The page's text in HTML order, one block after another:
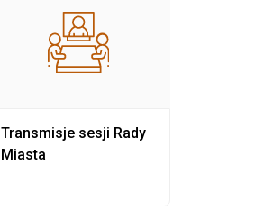
Transmisje sesji Rady
Miasta